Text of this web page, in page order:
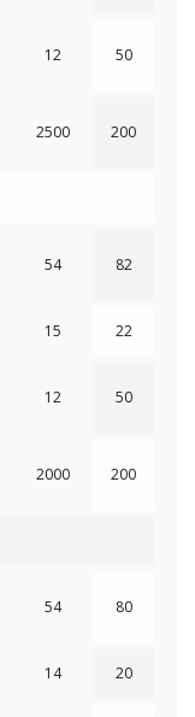
12 50
2500 200
54 82
15 22
12 50
2000 200
54 80
14 20